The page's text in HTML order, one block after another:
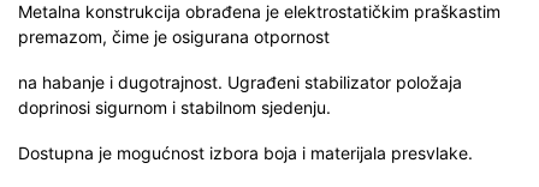
Metalna konstrukcija obrađena je elektrostatičkim praškastim
premazom, čime je osigurana otpornost
na habanje i dugotrajnost. Ugrađeni stabilizator položaja
doprinosi sigurnom i stabilnom sjedenju.
Dostupna je mogućnost izbora boja i materijala presvlake.